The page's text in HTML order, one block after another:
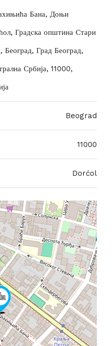
Бана, Доњи
Градска општина Стари
Београд, Град Београд,
Србија, 11000,
Beograd
11000
Dorćol